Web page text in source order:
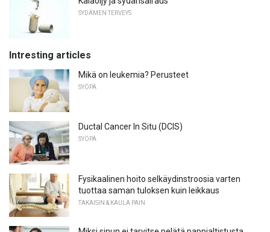
SYDÄMEN TERVEYS
Intresting articles
Mikä on leukemia? Perusteet
SYÖPÄ
Ductal Cancer In Situ (DCIS)
SYÖPÄ
Fysikaalinen hoito selkäydinstroosia varten
tuottaa saman tuloksen kuin leikkaus
TAKAISIN & KAULA PAIN